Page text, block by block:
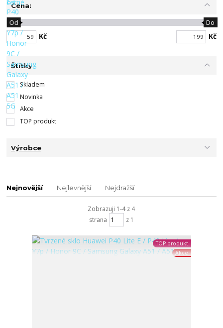
Cena:
Kč
Od Do
Kč
Štítky
Skladem
Novinka
Akce
TOP produkt
Výrobce
Nejnovější Nejlevnější Nejdražší
Zobrazuji 1-4 z 4
strana
z 1
TOP produkt
Akce